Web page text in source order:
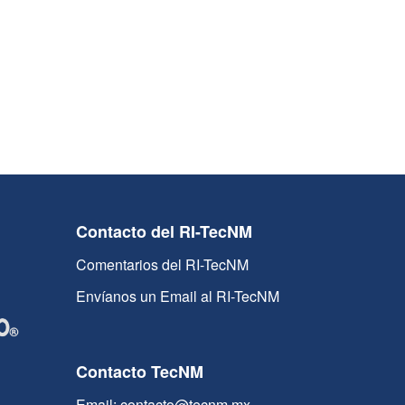
Contacto del RI-TecNM
Comentarios del RI-TecNM
Envíanos un Email al RI-TecNM
Contacto TecNM